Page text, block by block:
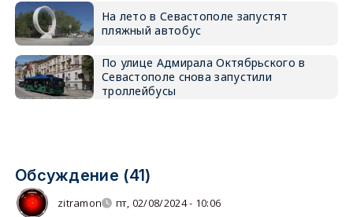
На лето в Севастополе запустят
пляжный автобус
По улице Адмирала Октябрьского в
Севастополе снова запустили
троллейбусы
Обсуждение (41)
zitramon пт, 02/08/2024 - 10:06